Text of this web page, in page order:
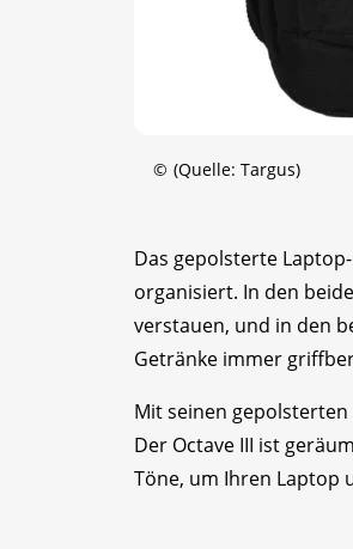
© (Quelle: Targus)
Das gepolsterte
organisiert. In den
verstauen, und in den
Getränke immer
Mit seinen
Der Octave III ist
Töne, um Ihren Laptop